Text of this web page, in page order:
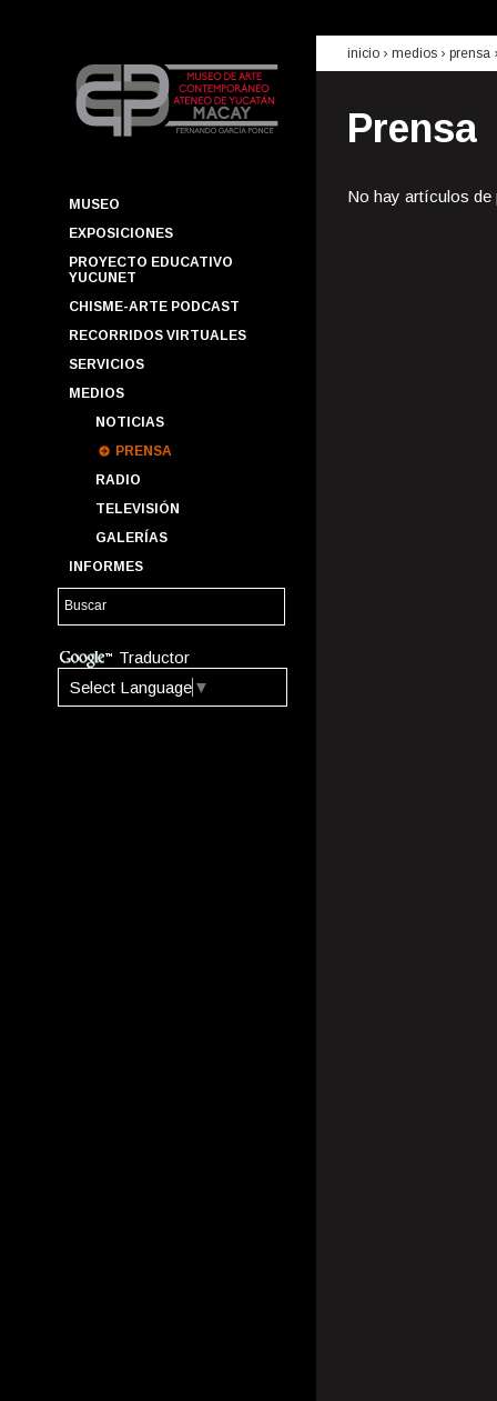
MUSEO
EXPOSICIONES
PROYECTO EDUCATIVO
YUCUNET
CHISME-ARTE PODCAST
RECORRIDOS VIRTUALES
SERVICIOS
MEDIOS
NOTICIAS
PRENSA
RADIO
TELEVISIÓN
GALERÍAS
INFORMES
Traductor
Select Language ▼
inicio › medios › prensa
Prensa
No hay artículos de